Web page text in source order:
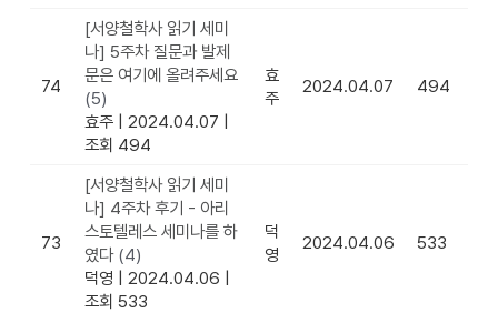
74
[서양철학사 읽기 세미
나] 5주차 질문과 발제
문은 여기에 올려주세요
(5)
효주 | 2024.04.07 |
조회 494
효
주
2024.04.07 494
73
[서양철학사 읽기 세미
나] 4주차 후기 - 아리
스토텔레스 세미나를 하
였다 (4)
덕영 | 2024.04.06 |
조회 533
덕
영
2024.04.06 533